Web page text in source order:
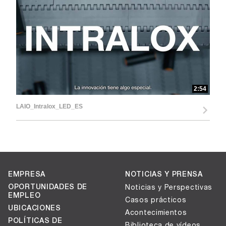
d
o
2:54
LAIO_Intralox_LED_ES
EMPRESA
OPORTUNIDADES DE
EMPLEO
UBICACIONES
POLÍTICAS DE
NOTICIAS Y PRENSA
Noticias y Perspectivas
Casos prácticos
Acontecimientos